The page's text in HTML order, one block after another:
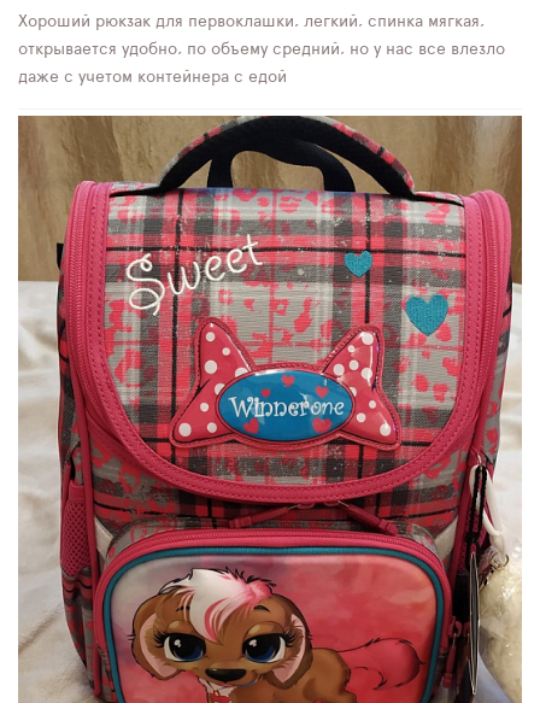
Хороший рюкзак для первоклашки, легкий, спинка мягкая,
открывается удобно, по объему средний, но у нас все влезло
даже с учетом контейнера с едой